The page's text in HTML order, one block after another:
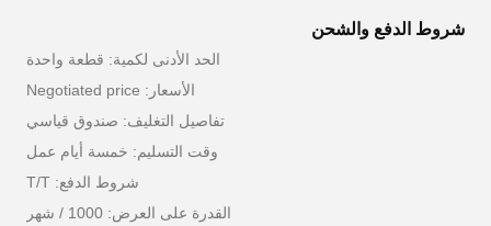
شروط الدفع والشحن
الحد الأدنى لكمية: قطعة واحدة
الأسعار: Negotiated price
تفاصيل التغليف: صندوق قياسي
وقت التسليم: خمسة أيام عمل
شروط الدفع: T/T
القدرة على العرض: 1000 / شهر